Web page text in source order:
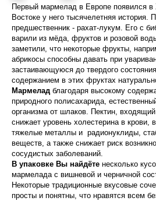
Первый мармелад в Европе появился в
Востоке у него тысячелетняя история.
предшественник - рахат-лукум. Его с
варили из мёда, фруктов и розовой
заметили, что некоторые фрукты,
абрикосы способны давать при
застаивающуюся до твердого
содержанием в этих фруктах
Мармелад благодаря высокому
природного полисахарида,
организма от шлаков. Пектин,
снижает уровень холестерина в крови,
тяжелые металлы и радионуклиды,
веществ, а также снижает риск
сосудистых заболеваний.
В упаковке Вы найдёте несколько
мармелада с вишневой и черничной
Некоторые традиционные вкусовые
просты и понятны, что нравятся всем